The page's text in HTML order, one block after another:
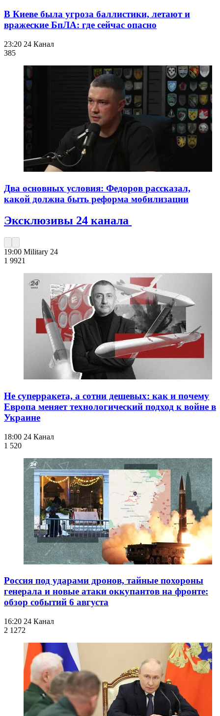
В Киеве была угроза баллистики, летают и
вражеские БпЛА: где сейчас опасно
23:20 24 Канал
385
Два основных условия: Федоров рассказал,
какой должна быть реформа мобилизации
Эксклюзивы 24 канала
19:00 Military 24
1 9921
Не суперракета, а сотни дешевых: как и почему
Европа меняет технологический подход к войне в
Украине
18:00 24 Канал
1 520
Россия под ударами дронов, тайные похороны
генерала и новые атаки оккупантов на фронте:
обзор событий 6 августа
16:20 24 Канал
2 1272